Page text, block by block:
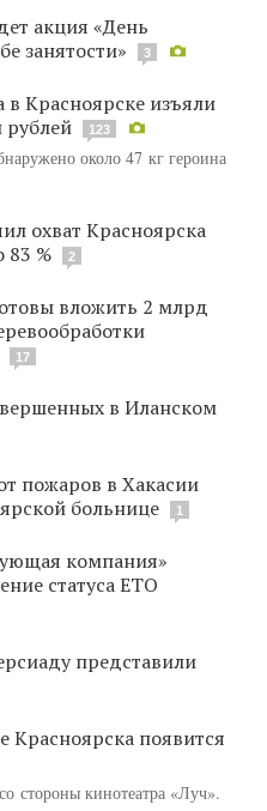
акция «День
занятости»
3
в Красноярске изъяли
рублей
123
около 47 кг героина
охват Красноярска
83 %
2
вложить 2 млрд
17
в Иланском
пожаров в Хакасии
больнице
1
компания»
статуса ЕТО
представили
Красноярска появится
стороны кинотеатра «Луч».